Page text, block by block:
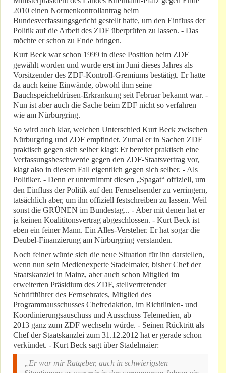
2010 einen Normenkontrollantrag beim
Bundesverfassungsgericht gestellt hatte, um den Einfluss der
Politik auf die Arbeit des ZDF überprüfen zu lassen. - Das
möchte er schon zu Ende bringen.
Kurt Beck war schon 1999 in diese Position beim ZDF
gewählt worden und wurde erst im Juni dieses Jahres als
Vorsitzender des ZDF-Kontroll-Gremiums bestätigt. Er hatte
da auch keine Einwände, obwohl ihm seine
Bauchspeicheldrüsen-Erkrankung seit Februar bekannt war. -
Nun ist aber auch die Sache beim ZDF nicht so verfahren
wie am Nürburgring.
So wird auch klar, welchen Unterschied Kurt Beck zwischen
Nürburgring und ZDF empfindet. Zumal er in Sachen ZDF
praktisch gegen sich selber klagt: Er bereitet praktisch eine
Verfassungsbeschwerde gegen den ZDF-Staatsvertrag vor,
klagt also in diesem Fall eigentlich gegen sich selber. - Als
Politiker. - Denn er unternimmt diesen „Spagat“ offiziell, um
den Einfluss der Politik auf den Fernsehsender zu verringern,
tatsächlich aber, um ihn offiziell festschreiben zu lassen. Weil
sonst die GRÜNEN im Bundestag... - Aber mit denen hat er
ja keinen Koalititonsvertrag abgeschlossen. - Kurt Beck ist
eben ein feiner Mann. Ein Alles-Versteher. Er hat sogar die
Deubel-Finanzierung am Nürburgring verstanden.
Noch feiner würde sich die neue Situation für ihn darstellen,
wenn nun sein Medienexperte Stadelmaier, bisher Chef der
Staatskanzlei in Mainz, aber auch schon Mitglied im
erweiterten Präsidium des ZDF, stellvertretender
Schriftführer des Fernsehrates, Mitglied des
Programmausschusses Chefredaktion, im Richtlinien- und
Koordinierungsauschuss und Ausschuss Telemedien, ab
2013 ganz zum ZDF wechseln würde. - Seinen Rücktritt als
Chef der Staatskanzlei zum 31.12.2012 hat er gerade schon
verkündet. - Kurt Beck sagt über Stadelmaier:
„Er war mir Ratgeber, auch in schwierigsten